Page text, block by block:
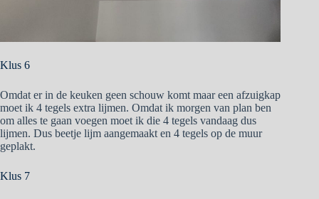
Klus 6
Omdat er in de keuken geen schouw komt maar een afzuigkap
moet ik 4 tegels extra lijmen. Omdat ik morgen van plan ben
om alles te gaan voegen moet ik die 4 tegels vandaag dus
lijmen. Dus beetje lijm aangemaakt en 4 tegels op de muur
geplakt.
Klus 7